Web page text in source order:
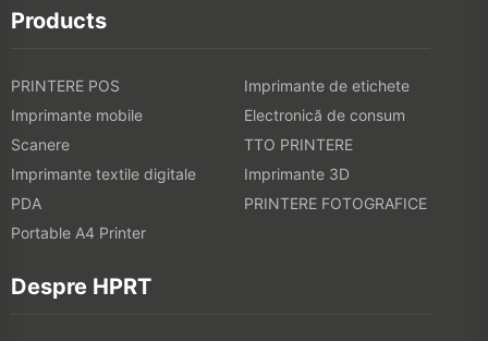
Products
PRINTERE POS
Imprimante de etichete
Imprimante mobile
Electronică de consum
Scanere
TTO PRINTERE
Imprimante textile digitale
Imprimante 3D
PDA
PRINTERE FOTOGRAFICE
Portable A4 Printer
Despre HPRT